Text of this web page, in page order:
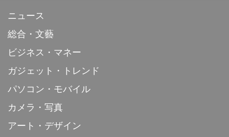
ニュース
総合・文藝
ビジネス・マネー
ガジェット・トレンド
パソコン・モバイル
カメラ・写真
アート・デザイン